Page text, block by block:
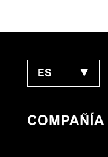
ES ▼
COMPAÑÍA